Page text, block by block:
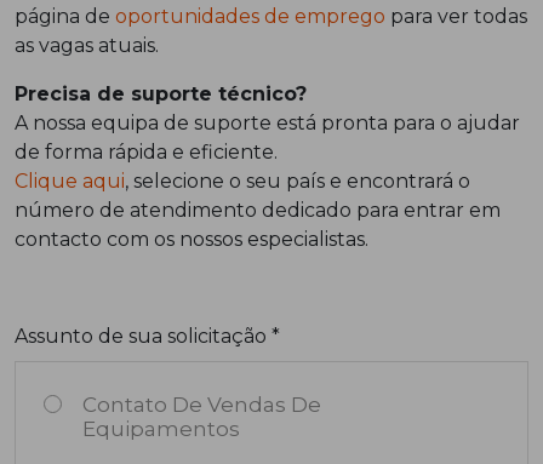
página de oportunidades de emprego para ver todas
as vagas atuais.
Precisa de suporte técnico?
A nossa equipa de suporte está pronta para o ajudar
de forma rápida e eficiente.
Clique aqui, selecione o seu país e encontrará o
número de atendimento dedicado para entrar em
contacto com os nossos especialistas.
Assunto de sua solicitação *
Contato De Vendas De
Equipamentos